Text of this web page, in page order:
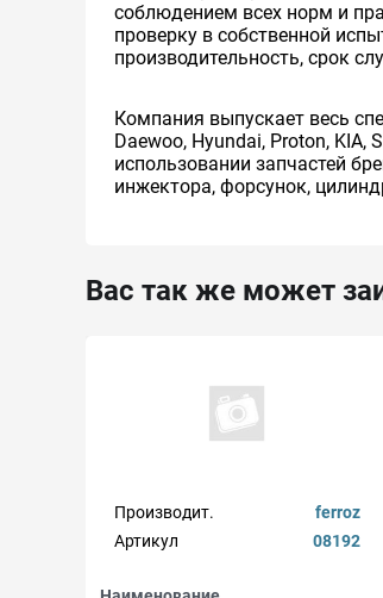
соблюдением всех норм и
проверку в собственной
производительность, срок
Компания выпускает весь
Daewoo, Hyundai, Proton, KIA,
использовании запчастей
инжектора, форсунок,
Вас так же может
Производит.
ferroz
Артикул
08192